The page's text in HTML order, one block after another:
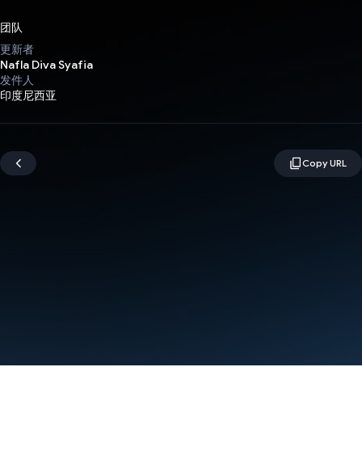
团队
更新者
Nafla Diva Syafia
发件人
印度尼西亚